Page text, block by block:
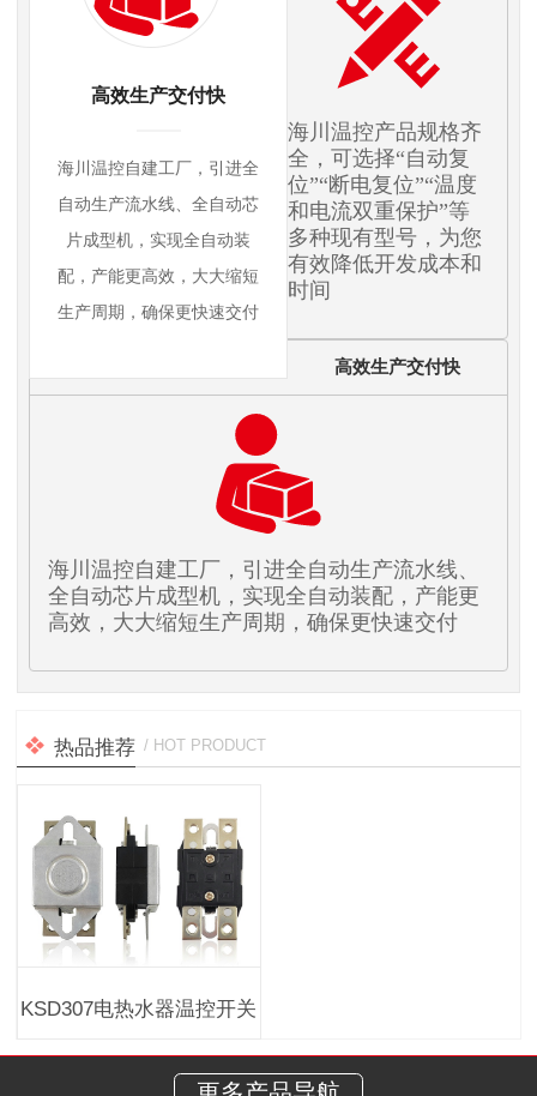
高效生产交付快
海川温控自建工厂，引进全
自动生产流水线、全自动芯
片成型机，实现全自动装
配，产能更高效，大大缩短
生产周期，确保更快速交付
海川温控产品规格齐
全，可选择“自动复
位”“断电复位”“温度
和电流双重保护”等
多种现有型号，为您
有效降低开发成本和
时间
高效生产交付快
海川温控自建工厂，引进全自动生产流水线、
全自动芯片成型机，实现全自动装配，产能更
高效，大大缩短生产周期，确保更快速交付
热品推荐 / HOT PRODUCT
KSD307电热水器温控开关